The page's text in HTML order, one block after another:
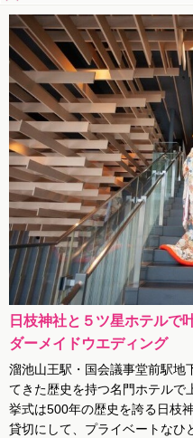
日枝神社と５ツ星ホテルで
ダーメイドウエディング
溜池山王駅・国会議事堂前駅地
てきた歴史を持つ名門ホテルで
挙式は500年の歴史を誇る日枝
貸切にして、プライベートなひ